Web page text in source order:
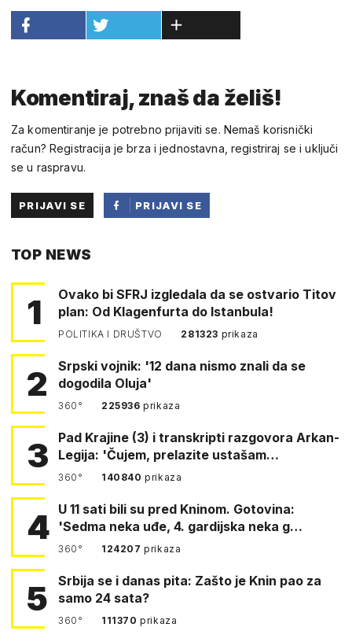
Komentiraj, znaš da želiš!
Za komentiranje je potrebno prijaviti se. Nemaš korisnički
račun? Registracija je brza i jednostavna, registriraj se i uključi
se u raspravu.
PRIJAVI SE
PRIJAVI SE
TOP NEWS
1
Ovako bi SFRJ izgledala da se ostvario Titov
plan: Od Klagenfurta do Istanbula!
POLITIKA I DRUŠTVO 281323 prikaza
2
Srpski vojnik: '12 dana nismo znali da se
dogodila Oluja'
360° 225936prikaza
3
Pad Krajine (3) i transkripti razgovora Arkan-
Legija: 'Čujem, prelazite ustašam…
360° 140840prikaza
4 U 11 sati bili su pred Kninom. Gotovina:
'Sedma neka uđe, 4. gardijska neka g…
360° 124207prikaza
5
Srbija se i danas pita: Zašto je Knin pao za
samo 24 sata?
360° 111370prikaza